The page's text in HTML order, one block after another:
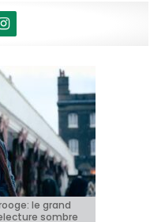
le grand
sombre
de
sortie !
du milliard de
succès de